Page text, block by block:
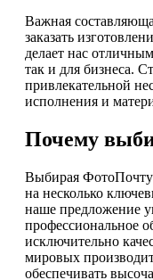
Важная
заказать
делает нас
так и для бизнеса.
привлекательной
исполнения и
Почему
Выбирая ФотоПочту
на несколько
наше предложение
профессиональное
исключительно
мировых
обеспечивать